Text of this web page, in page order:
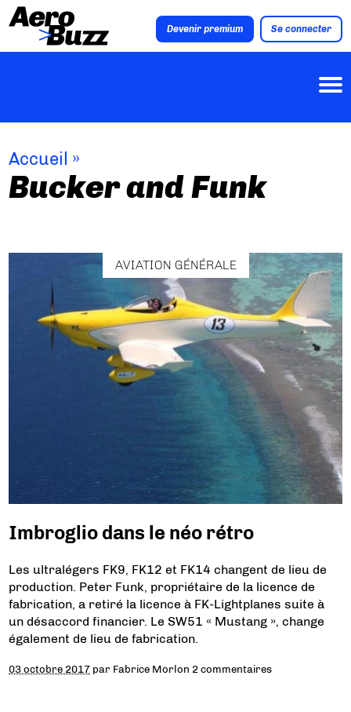
Devenir premium Se connecter
Accueil »
Bucker and Funk
AVIATION GÉNÉRALE
Imbroglio dans le néo rétro
Les ultralégers FK9, FK12 et FK14 changent de lieu de
production. Peter Funk, propriétaire de la licence de
fabrication, a retiré la licence à FK-Lightplanes suite à
un désaccord financier. Le SW51 « Mustang », change
également de lieu de fabrication.
03 octobre 2017 par Fabrice Morlon 2 commentaires